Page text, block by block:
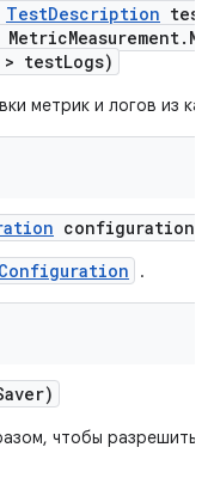
TestDescription test
MetricMeasurement.
> testLogs)
метрик и логов из
configuration)
.
чтобы разрешить